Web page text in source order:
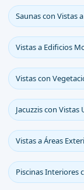
Saunas con Vistas
Vistas a Edificios
Vistas con
Jacuzzis con Vistas
Vistas a Áreas
Piscinas Interiores